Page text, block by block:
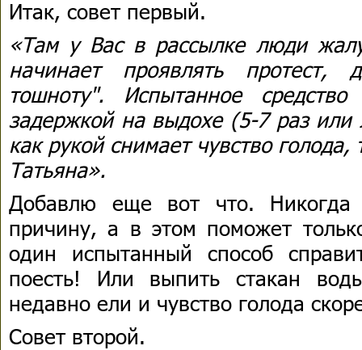
Итак, совет первый.
«Там у Вас в рассылке люди
начинает проявлять
тошноту". Испытанное
задержкой на выдохе (5-7 раз
как рукой снимает чувство
Татьяна».
Добавлю еще вот что. Никогда
причину, а в этом поможет
один испытанный способ
поесть! Или выпить стакан
недавно ели и чувство голода
Совет второй.